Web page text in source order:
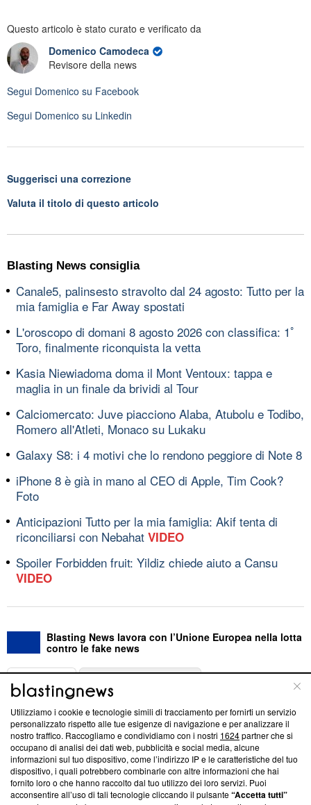
Questo articolo è stato curato e verificato da
Domenico Camodeca
Revisore della news
Segui Domenico su Facebook
Segui Domenico su Linkedin
Suggerisci una correzione
Valuta il titolo di questo articolo
Blasting News consiglia
Canale5, palinsesto stravolto dal 24 agosto: Tutto per la
mia famiglia e Far Away spostati
L'oroscopo di domani 8 agosto 2026 con classifica: 1ﾟ
Toro, finalmente riconquista la vetta
Kasia Niewiadoma doma il Mont Ventoux: tappa e
maglia in un finale da brividi al Tour
Calciomercato: Juve piacciono Alaba, Atubolu e Todibo,
Romero all'Atleti, Monaco su Lukaku
Galaxy S8: i 4 motivi che lo rendono peggiore di Note 8
iPhone 8 è già in mano al CEO di Apple, Tim Cook?
Foto
Anticipazioni Tutto per la mia famiglia: Akif tenta di
riconciliarsi con Nebahat VIDEO
Spoiler Forbidden fruit: Yildiz chiede aiuto a Cansu
VIDEO
Blasting News lavora con l’Unione Europea nella lotta
contro le fake news
ABOUT
Questa sezione offre informazioni trasparenti su Blasting
News, sui nostri processi editoriali e su come ci impegniamo a
creare news di qualità. Inoltre, afferma la nostra aderenza a
‘Trust Project - News with Integrity’Blasting News non è
ancora membro del programma, ma ha richiesto di farne
parte; Trust Project non ha ancora effettuato una verifica di
Utilizziamo i cookie e tecnologie simili di tracciamento per fornirti un servizio
personalizzato rispetto alle tue esigenze di navigazione e per analizzare il
nostro traffico. Raccogliamo e condividiamo con i nostri 1624partner che si
occupano di analisi dei dati web, pubblicità e social media, alcune
informazioni sul tuo dispositivo, come l’indirizzo IP e le caratteristiche del tuo
dispositivo, i quali potrebbero combinarle con altre informazioni che hai
fornito loro o che hanno raccolto dal tuo utilizzo dei loro servizi. Puoi
acconsentire all’uso di tali tecnologie cliccando il pulsante“Accetta tutti”